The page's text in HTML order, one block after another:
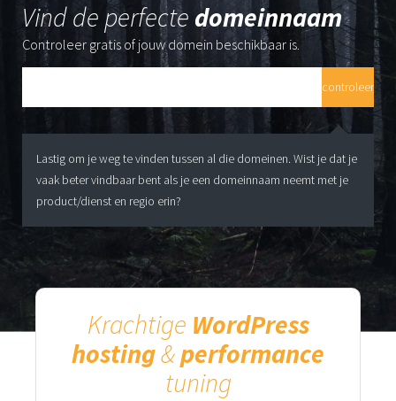
Vind de perfecte domeinnaam
Controleer gratis of jouw domein beschikbaar is.
Lastig om je weg te vinden tussen al die domeinen. Wist je dat je
vaak beter vindbaar bent als je een domeinnaam neemt met je
product/dienst en regio erin?
Krachtige WordPress
hosting&performance
tuning